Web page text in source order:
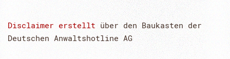
Disclaimer erstellt über den Baukasten der
Deutschen Anwaltshotline AG